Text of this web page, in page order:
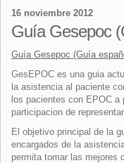
16 noviembre 2012
Guía Gesepoc
Guía Gesepoc (Guía
GesEPOC es una guia
la asistencia al paciente
los pacientes con EPOC
participacion de
El objetivo principal de la
encargados de la
permita tomar las mejores